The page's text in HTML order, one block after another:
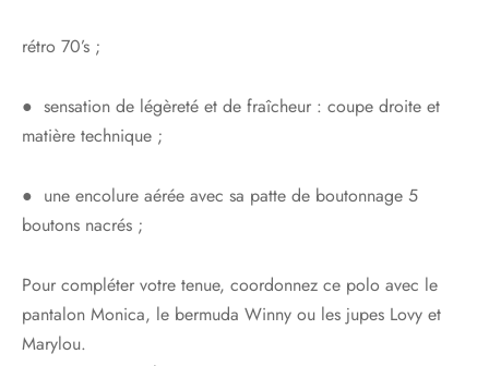
rétro 70’s ;
● sensation de légèreté et de fraîcheur : coupe droite et
matière technique ;
● une encolure aérée avec sa patte de boutonnage 5
boutons nacrés ;
Pour compléter votre tenue, coordonnez ce polo avec le
pantalon Monica, le bermuda Winny ou les jupes Lovy et
Marylou.